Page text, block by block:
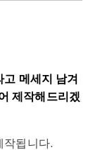
메세지 남겨
제작해드리겠
작됩니다.